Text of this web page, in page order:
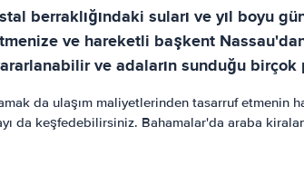
berraklığındaki suları ve yıl boyu
ve hareketli başkent
ve adaların sunduğu
da ulaşım maliyetlerinden tasarruf
da keşfedebilirsiniz. Bahamalar'da araba